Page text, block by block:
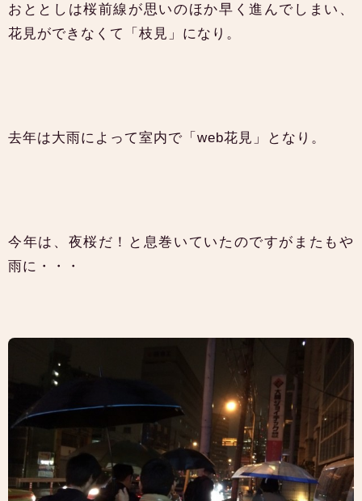
おととしは桜前線が思いのほか早く進んでしまい、
花見ができなくて「枝見」になり。
去年は大雨によって室内で「web花見」となり。
今年は、夜桜だ！と息巻いていたのですがまたもや
雨に・・・